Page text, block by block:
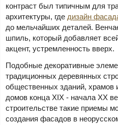
контраст был типичным для
архитектуры, где дизайн
до мельчайших деталей.
шпиль, который добавляет
акцент, устремленность вверх.
Подобные декоративные
традиционных деревянных
общественных зданий, храмов
домов конца XIX - начала XX
строительстве такие приемы
создания фасадов в